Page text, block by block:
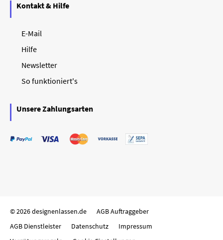
Kontakt & Hilfe
E-Mail
Hilfe
Newsletter
So funktioniert's
Unsere Zahlungsarten
© 2026 designenlassen.de
AGB Auftraggeber
AGB Dienstleister
Datenschutz
Impressum